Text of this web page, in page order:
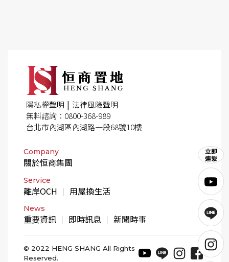
隱私權聲明 | 法律風險聲明
無料諮詢：0800-368-989
台北市內湖區內湖路一段68號10樓
Company
關於恒商集團
Service
離岸OCH 用屋換生活
News
重要資訊 即時訊息 新聞時事
© 2022 HENG SHANG All Rights
Reserved.